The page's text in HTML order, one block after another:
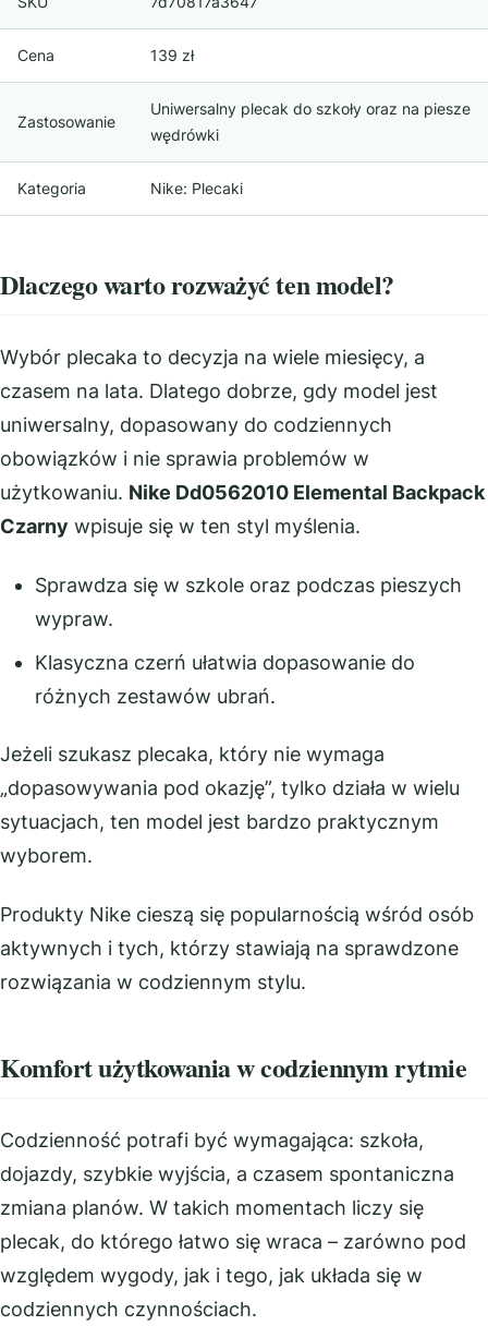
Cena 139 zł
Zastosowanie
Uniwersalny plecak do szkoły oraz na piesze
wędrówki
Kategoria Nike: Plecaki
Dlaczego warto rozważyć ten model?
Wybór plecaka to decyzja na wiele miesięcy, a
czasem na lata. Dlatego dobrze, gdy model jest
uniwersalny, dopasowany do codziennych
obowiązków i nie sprawia problemów w
użytkowaniu. Nike Dd0562010 Elemental Backpack
Czarny wpisuje się w ten styl myślenia.
Sprawdza się w szkole oraz podczas pieszych
wypraw.
Klasyczna czerń ułatwia dopasowanie do
różnych zestawów ubrań.
Jeżeli szukasz plecaka, który nie wymaga
„dopasowywania pod okazję”, tylko działa w wielu
sytuacjach, ten model jest bardzo praktycznym
wyborem.
Produkty Nike cieszą się popularnością wśród osób
aktywnych i tych, którzy stawiają na sprawdzone
rozwiązania w codziennym stylu.
Komfort użytkowania w codziennym rytmie
Codzienność potrafi być wymagająca: szkoła,
dojazdy, szybkie wyjścia, a czasem spontaniczna
zmiana planów. W takich momentach liczy się
plecak, do którego łatwo się wraca – zarówno pod
względem wygody, jak i tego, jak układa się w
codziennych czynnościach.